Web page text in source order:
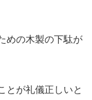
めの木製の下駄が
とが礼儀正しいと